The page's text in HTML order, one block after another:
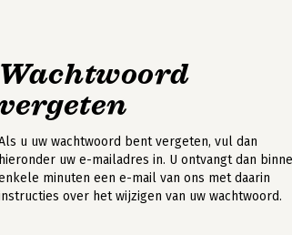
Wachtwoord
u uw wachtwoord bent vergeten, vul dan
hieronder uw e-mailadres in. U ontvangt dan
minuten een e-mail van ons met daarin
over het wijzigen van uw wachtwoord.